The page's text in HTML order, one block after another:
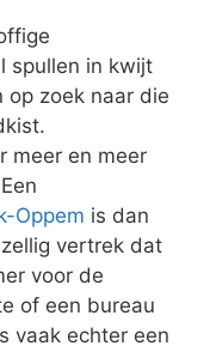
spullen in kwijt
op zoek naar die
meer en meer
Oppem is dan
vertrek dat
voor de
of een bureau
vaak echter een